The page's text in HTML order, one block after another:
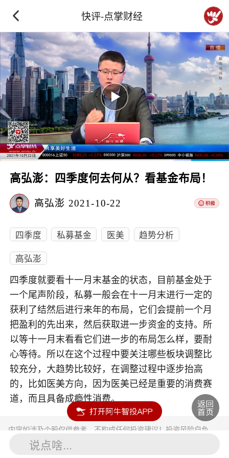
快评-点掌财经
高弘澎：四季度何去何从？看基金布局！
高弘澎 2021-10-22
四季度 私募基金 医美
趋势分析
高弘澎
四季度就要看十一月末基金的状态，目前基金处于
一个尾声阶段，私募一般会在十一月末进行一定的
获利了结然后进行来年的布局，它们会提前一个月
把盈利的先出来，然后获取进一步资金的支持。所
以等十一月末看看它们进一步的布局怎么样，要耐
心等待。所以在这个过程中要关注哪些板块调整比
较充分，大趋势比较好，在调整过程中逐步抬高
的，比如医美方向，因为医美已经是重要的消费赛
道，而且具备成瘾性消费。
内容如涉及个股仅供参考，不构成任何投资建议！投资风险自负。
投资有风险，入市须谨慎。
说点啥...